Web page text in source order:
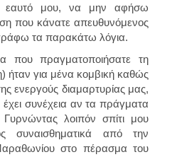
εαυτό μου, να μην αφήσω
που κάνατε απευθυνόμενος
τα παρακάτω λόγια.
που πραγματοποιήσατε τη
ήταν για μένα κομβική καθώς
ενεργούς διαμαρτυρίας μας,
συνέχεια αν τα πράγματα
λοιπόν σπίτι μου
συναισθηματικά από την
στο πέρασμα του